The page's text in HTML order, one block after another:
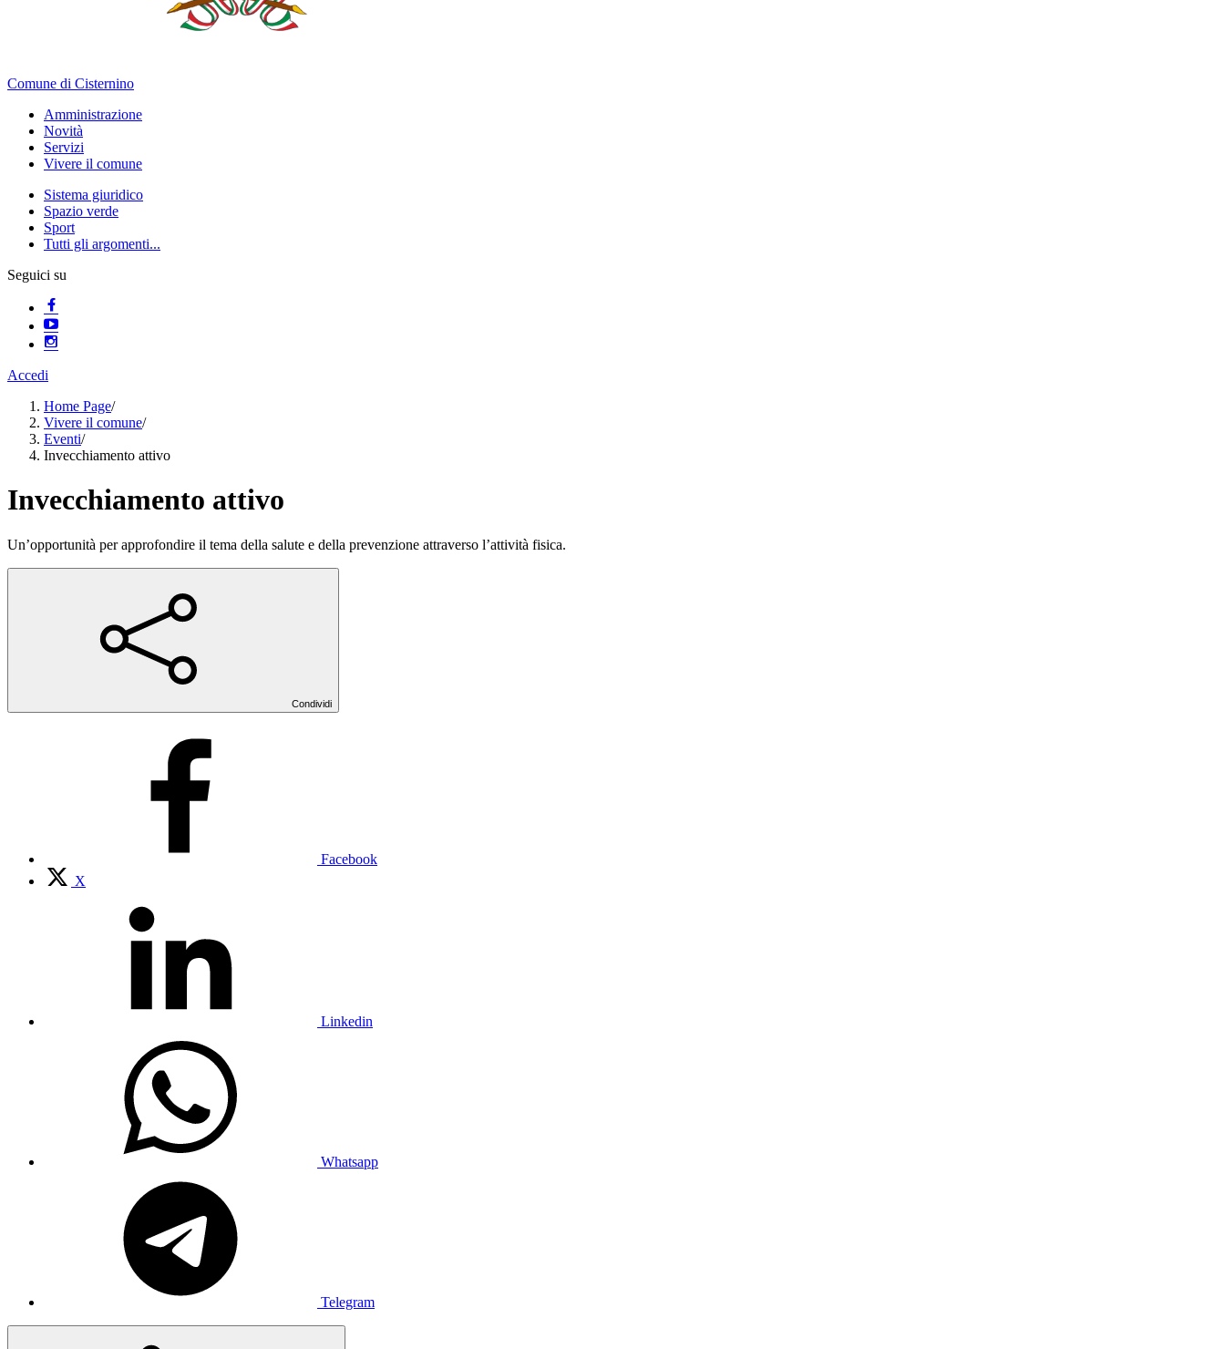
Comune di Cisternino
Amministrazione
Novità
Servizi
Vivere il comune
Sistema giuridico
Spazio verde
Sport
Tutti gli argomenti...
Seguici su
Accedi
Home Page/
Vivere il comune/
Eventi/
Invecchiamento attivo
Invecchiamento attivo
Un’opportunità per approfondire il tema della salute e della prevenzione attraverso l’attività fisica.
Condividi
Facebook
X
Linkedin
Whatsapp
Telegram